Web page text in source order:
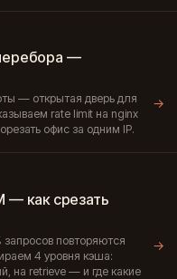
—
— открытая дверь для
rate limit на nginx
офис за одним IP.
→
— как срезать
повторяются
4 уровня кэша:
на retrieve — и где какие
→